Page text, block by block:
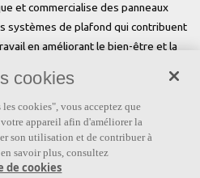
et commercialise des panneaux
systèmes de plafond qui contribuent
en améliorant le bien-être et la
tout ce que nous faisons.
nous
cookies
cookies", vous acceptez que
appareil afin d'améliorer la
son utilisation et de contribuer à
savoir plus, consultez
de cookies